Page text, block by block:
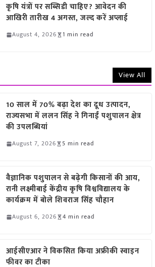
कृषि यंत्रों पर सब्सिडी चाहिए? आवेदन की
आखिरी तारीख 4 अगस्त, जल्द करें अप्लाई
August 4, 2026 1 min read
View All
10 साल में 70% बढ़ा देश का दूध उत्पादन,
राज्यसभा में ललन सिंह ने गिनाईं पशुपालन क्षेत्र
की उपलब्धियां
August 7, 2026 5 min read
वैज्ञानिक पशुपालन से बढ़ेगी किसानों की आय,
रानी लक्ष्मीबाई केंद्रीय कृषि विश्वविद्यालय के
कार्यक्रम में बोले शिवराज सिंह चौहान
August 6, 2026 4 min read
आईसीएआर ने विकसित किया अफ्रीकी स्वाइन
फीवर का टीका